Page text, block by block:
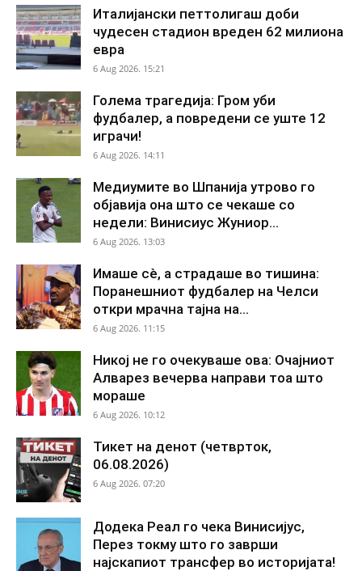
Италијански петтолигаш доби
чудесен стадион вреден 62 милиона
евра
6 Aug 2026. 15:21
Голема трагедија: Гром уби
фудбалер, а повредени се уште 12
играчи!
6 Aug 2026. 14:11
Медиумите во Шпанија утрово го
објавија она што се чекаше со
недели: Винисиус Жуниор...
6 Aug 2026. 13:03
Имаше сè, а страдаше во тишина:
Поранешниот фудбалер на Челси
откри мрачна тајна на...
6 Aug 2026. 11:15
Никој не го очекуваше ова: Очајниот
Алварез вечерва направи тоа што
мораше
6 Aug 2026. 10:12
Тикет на денот (четврток,
06.08.2026)
6 Aug 2026. 07:20
Додека Реал го чека Винисијус,
Перез токму што го заврши
најскапиот трансфер во историјата!